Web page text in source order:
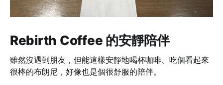
Rebirth Coffee 的安靜陪伴
雖然沒遇到朋友，但能這樣安靜地喝杯咖啡、吃個看起來
很棒的布朗尼，好像也是個很舒服的陪伴。